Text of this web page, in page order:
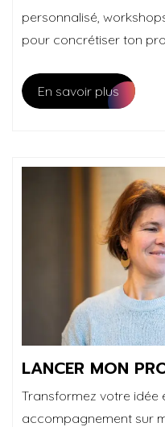
personnalisé,
pour concrétiser ton
En savoir plus
LANCER MON
Transformez votre idée
accompagnement sur